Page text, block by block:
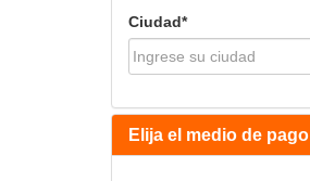
Ciudad*
Elija el medio de pago